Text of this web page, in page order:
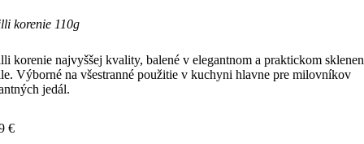
korenie 110g
korenie najvyššej kvality, balené v elegantnom a praktickom
Výborné na všestranné použitie v kuchyni hlavne pre milovníkov
jedál.
€